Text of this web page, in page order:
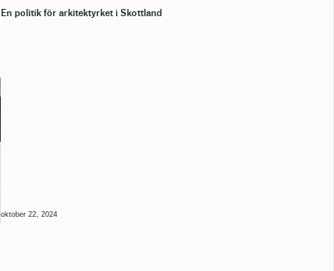
En politik för arkitektyrket i Skottland
oktober 22, 2024